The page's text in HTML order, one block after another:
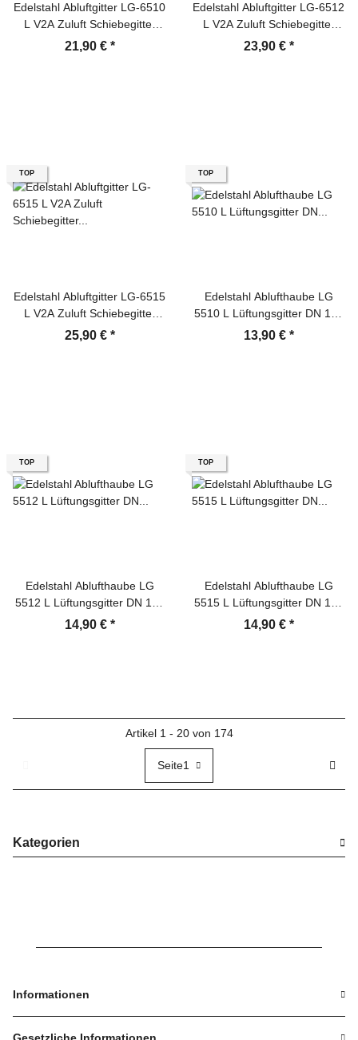
Edelstahl Abluftgitter LG-6510
L V2A Zuluft Schiebegitter
DIN 100 Lüftungsgitter
21,90 € *
Edelstahl Abluftgitter LG-6512
L V2A Zuluft Schiebegitter
DIN 125 Lüftungsgitter
23,90 € *
TOP
Edelstahl Abluftgitter LG-6515
L V2A Zuluft Schiebegitter
DIN 150 Lüftungsgitter
25,90 € *
TOP
Edelstahl Ablufthaube LG
5510 L Lüftungsgitter DN 100
int. Außenverschlussklappe
13,90 € *
TOP
Edelstahl Ablufthaube LG
5512 L Lüftungsgitter DN 125
int. Außenverschlussklappe
14,90 € *
TOP
Edelstahl Ablufthaube LG
5515 L Lüftungsgitter DN 150
Außenverschlussklappe
14,90 € *
Artikel 1 - 20 von 174
Seite1
Kategorien
Informationen